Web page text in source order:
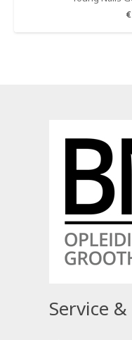
€
Service